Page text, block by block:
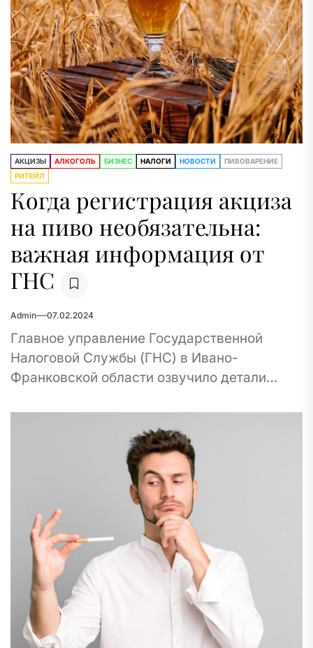
АКЦИЗЫ АЛКОГОЛЬ БИЗНЕС НАЛОГИ НОВОСТИ
ПИВОВАРЕНИЕ
РИТЕЙЛ
Когда регистрация акциза
на пиво необязательна:
важная информация от
ГНС
Admin 07.02.2024
Главное управление Государственной
Налоговой Службы (ГНС) в Ивано-
Франковской области озвучило детали
регистрироваться как плательщик акциза
при определенных условиях. Начнем с